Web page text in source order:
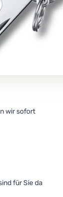
wir sofort
für Sie da